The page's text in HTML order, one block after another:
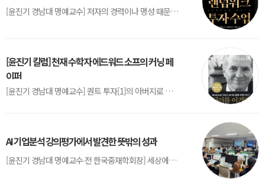
[윤진기 경남대 명예교수] 저자의 경력이나 명성 때문인지 2020년에 번역 출판된 《랜덤워크 투자수업》(A Random Walk Down Wall Street) 12판은 표지부터가 거창하다. ‘45년간 12번 개정하며 철저히 검증한 투자서’, ‘전문가 부럽지 않은 투자 감각을 길러주는 위대한 투자지침서’ 라는 은빛 광고문구로 독자를 유혹한다.[1] 출판 50주...
[윤진기 칼럼] 천재 수학자 에드워드 소프의 커닝 페
이퍼
[윤진기 경남대 명예교수] 퀀트 투자[1]의 아버지로 불리는 에드워드 소프(Edward O. Thorp)는 수학계에서 천재로 알려진 인물이다. 그는 수학자이지만, 투자 업계에도 여러 가지 흥미로운 일화를 남겼다.수학을 이용하여 카지노를 이길 수 있는지가 궁금했던 그는 동료 교수가 소개해 준 블랙잭(Blackjack) 전략의 핵심을 손바닥 크기의 종이에 요...
AI 기업분석 강의평가에서 발견한 뜻밖의 성과
[윤진기 경남대 명예교수∙전 한국중재학회장] 세상에는 우연처럼 보이지만 인류의 진보를 이끌어낸 사건들이 있다. 영국의 알렉산더 플레밍(Alexander Fleming)이 곰팡이 핀 페트리 접시(Petri dish)를 버리지 않고[1] 관찰해 페니실린을 발견한 것은 그 대표적 사례다. 무심히 지나쳤다면 결코 없었을 혁신이었다.지난 7월 5일, 필자가 개발한 기업...